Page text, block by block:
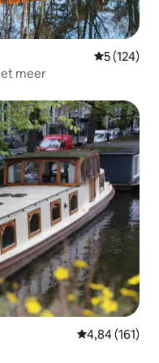
5 (124)
meer
Gemiddelde
4,84 (161)